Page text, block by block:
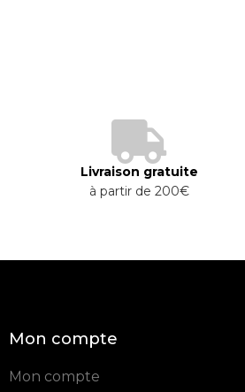
Livraison gratuite
à partir de 200€
Mon compte
Mon compte